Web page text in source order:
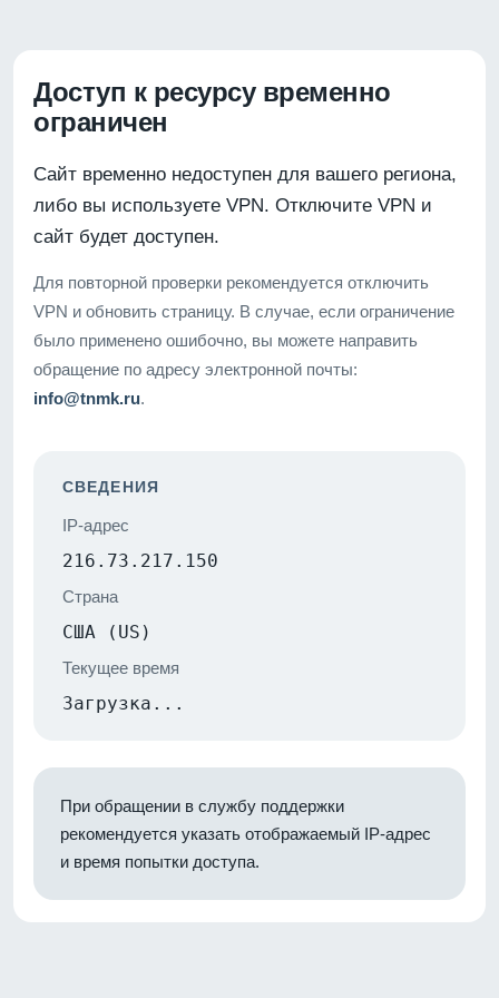
Доступ к ресурсу временно
ограничен
Сайт временно недоступен для вашего региона,
либо вы используете VPN. Отключите VPN и
сайт будет доступен.
Для повторной проверки рекомендуется отключить
VPN и обновить страницу. В случае, если ограничение
было применено ошибочно, вы можете направить
обращение по адресу электронной почты:
info@tnmk.ru.
СВЕДЕНИЯ
IP-адрес
216.73.217.150
Страна
США (US)
Текущее время
Загрузка...
При обращении в службу поддержки
рекомендуется указать отображаемый IP-адрес
и время попытки доступа.